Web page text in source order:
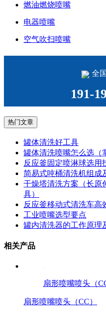
燃油燃烧喷嘴
电器喷嘴
空气吹扫喷嘴
全
191-
热门文章
罐体清洗好工具
罐体清洗喷嘴怎么选（
反应釜固定喷淋球选用
简易式吨桶清洗机组成
干燥塔清洗方案（长原
具）
反应釜移动式清洗车高
工业喷嘴选型要点
罐内清洗器的工作原理
相关产品
扇形喷嘴喷头（
扇形喷嘴喷头（CC）